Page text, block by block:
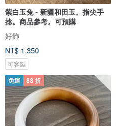
紫白玉兔 - 新疆和田玉。指尖手
捻。商品參考。可預購
好飾
NT$ 1,350
可客製
免運 88 折